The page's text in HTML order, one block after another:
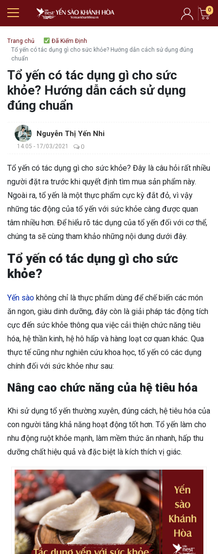
0
Trang chủ
Đã Kiểm Định
Tổ yến có tác dụng gì cho sức khỏe? Hướng dẫn cách sử dụng đúng
chuẩn
Tổ yến có tác dụng gì cho sức
khỏe? Hướng dẫn cách sử dụng
đúng chuẩn
Nguyễn Thị Yến Nhi
14:05 - 17/03/2021 0
Tổ yến có tác dụng gì cho sức khỏe? Đây là câu hỏi rất nhiều
người đặt ra trước khi quyết định tìm mua sản phẩm này.
Ngoài ra, tổ yến là một thực phẩm cực kỳ đắt đỏ, vì vậy
những tác động của tổ yến với sức khỏe càng được quan
tâm nhiều hơn. Để hiểu rõ tác dụng của tổ yến đối với cơ thể,
chúng ta sẽ cùng tham khảo những nội dung dưới đây.
Tổ yến có tác dụng gì cho sức
khỏe?
Yến sào không chỉ là thực phẩm dùng để chế biến các món
ăn ngon, giàu dinh dưỡng, đây còn là giải pháp tác động tích
cực đến sức khỏe thông qua việc cải thiện chức năng tiêu
hóa, hệ thần kinh, hệ hô hấp và hàng loạt cơ quan khác. Qua
thực tế cũng như nghiên cứu khoa học, tổ yến có các dụng
chính đối với sức khỏe như sau:
Nâng cao chức năng của hệ tiêu hóa
Khi sử dụng tổ yến thường xuyên, đúng cách, hệ tiêu hóa của
con người tăng khả năng hoạt động tốt hơn. Tổ yến làm cho
nhu động ruột khỏe mạnh, làm mềm thức ăn nhanh, hấp thu
dưỡng chất hiệu quả và đặc biệt là kích thích vị giác.